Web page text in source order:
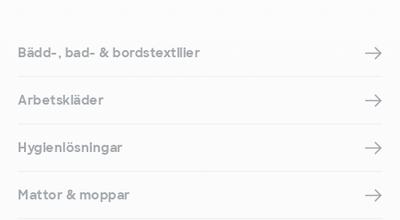
Bädd-, bad- & bordstextilier
Arbetskläder
Hygienlösningar
Mattor & moppar